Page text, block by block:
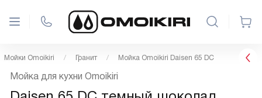
Мойки Omoikiri Гранит Мойка Omoikiri Daisen 65 DC
Мойка для кухни Omoikiri